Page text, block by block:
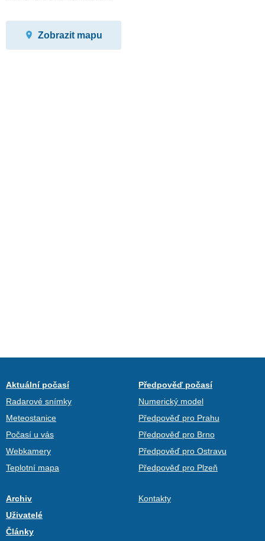
Zobrazit mapu
Aktuální počasí
Radarové snímky
Meteostanice
Počasí u vás
Webkamery
Teplotní mapa
Předpověď počasí
Numerický model
Předpověď pro Prahu
Předpověď pro Brno
Předpověď pro Ostravu
Předpověď pro Plzeň
Archiv
Uživatelé
Články
Kontakty